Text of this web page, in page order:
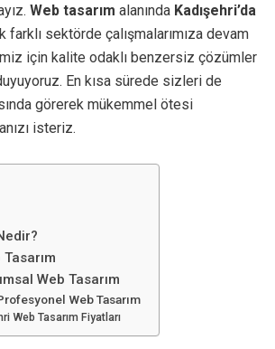
Web tasarım alanında Kadışehri’da
farklı sektörde çalışmalarımıza devam
için kalite odaklı benzersiz çözümler
En kısa sürede sizleri de
görerek mükemmel ötesi
isteriz.
Web Tasarım
Web Tasarım
Web Tasarım Fiyatları